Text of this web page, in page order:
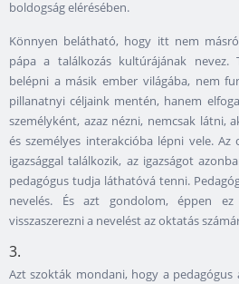
boldogság elérésében.
Könnyen belátható, hogy itt nem
pápa a találkozás kultúrájának
belépni a másik ember világába, nem
pillanatnyi céljaink mentén, hanem
személyként, azaz nézni, nemcsak látni,
és személyes interakcióba lépni vele.
igazsággal találkozik, az igazságot
pedagógus tudja láthatóvá tenni.
nevelés. És azt gondolom, éppen
visszaszerezni a nevelést az oktatás
3.
Azt szokták mondani, hogy a pedagógus